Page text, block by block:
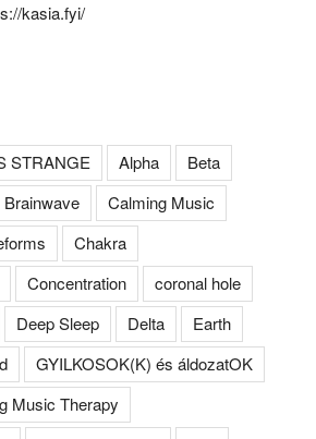
kasia.fyi/
STRANGE Alpha
Beta
Brainwave
Calming Music
Chakra
Concentration
coronal hole
Deep Sleep Delta
Earth
GYILKOSOK(K) és áldozatOK
Music Therapy